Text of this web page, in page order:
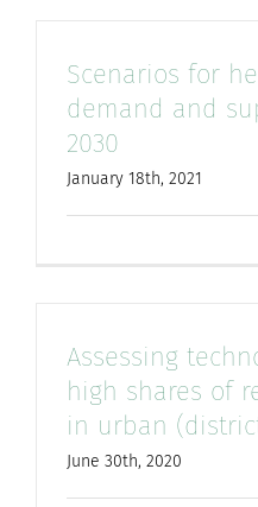
Scenarios for
demand and
2030
January 18th, 2021
Assessing
high shares of
in urban
June 30th, 2020